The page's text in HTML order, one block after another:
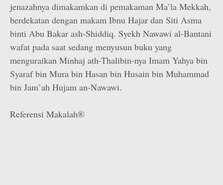
jenazahnya dimakamkan di pemakaman Ma’la Mekkah,
berdekatan dengan makam Ibnu Hajar dan Siti Asma
binti Abu Bakar ash-Shiddiq. Syekh Nawawi al-Bantani
wafat pada saat sedang menyusun buku yang
menguraikan Minhaj ath-Thalibin-nya Imam Yahya bin
Syaraf bin Mura bin Hasan bin Husain bin Muhammad
bin Jam’ah Hujam an-Nawawi.
Referensi Makalah®